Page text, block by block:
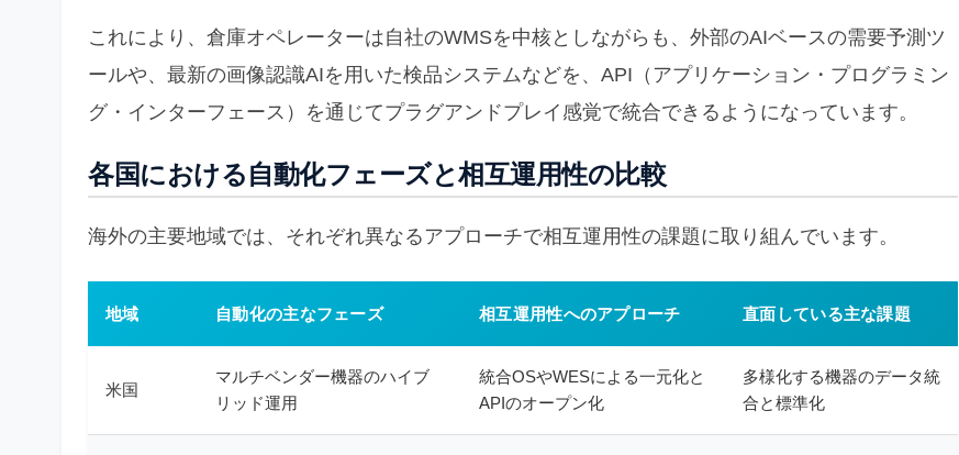
これにより、倉庫オペレーターは自社のWMSを中核としながらも、外部のAIベースの需要予測ツ
ールや、最新の画像認識AIを用いた検品システムなどを、API（アプリケーション・プログラミン
グ・インターフェース）を通じてプラグアンドプレイ感覚で統合できるようになっています。
各国における自動化フェーズと相互運用性の比較
海外の主要地域では、それぞれ異なるアプローチで相互運用性の課題に取り組んでいます。
地域 自動化の主なフェーズ 相互運用性へのアプローチ 直面している主な課題
米国
マルチベンダー機器のハイブ
リッド運用
統合OSやWESによる一元化と
APIのオープン化
多様化する機器のデータ統
合と標準化